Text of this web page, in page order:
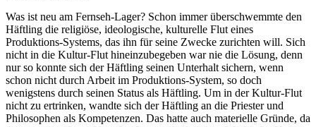
Was ist neu am Fernseh-Lager? Schon immer überschwemmte den
Häftling die religiöse, ideologische, kulturelle Flut eines
Produktions-Systems, das ihn für seine Zwecke zurichten will. Sich
nicht in die Kultur-Flut hineinzubegeben war nie die Lösung, denn
nur so konnte sich der Häftling seinen Unterhalt sichern, wenn
schon nicht durch Arbeit im Produktions-System, so doch
wenigstens durch seinen Status als Häftling. Um in der Kultur-Flut
nicht zu ertrinken, wandte sich der Häftling an die Priester und
Philosophen als Kompetenzen. Das hatte auch materielle Gründe, da